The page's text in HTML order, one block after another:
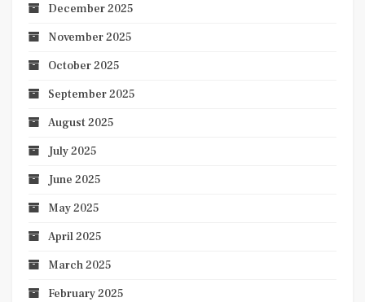
December 2025
November 2025
October 2025
September 2025
August 2025
July 2025
June 2025
May 2025
April 2025
March 2025
February 2025